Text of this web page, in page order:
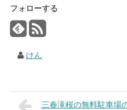
フォローする
けん
三春滝桜の無料駐車場